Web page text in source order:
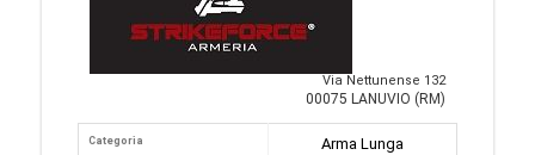
Via Nettunense 132
00075 LANUVIO (RM)
Categoria
Arma Lunga